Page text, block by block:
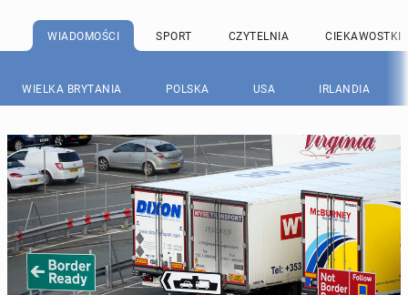
WIADOMOŚCI SPORT CZYTELNIA CIEKAWOSTKI
WIELKA BRYTANIA POLSKA USA IRLANDIA